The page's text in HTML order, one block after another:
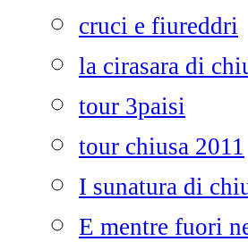
cruci e fiureddri
la cirasara di
tour 3paisi
tour chiusa 2011
I sunatura di
E mentre fuori